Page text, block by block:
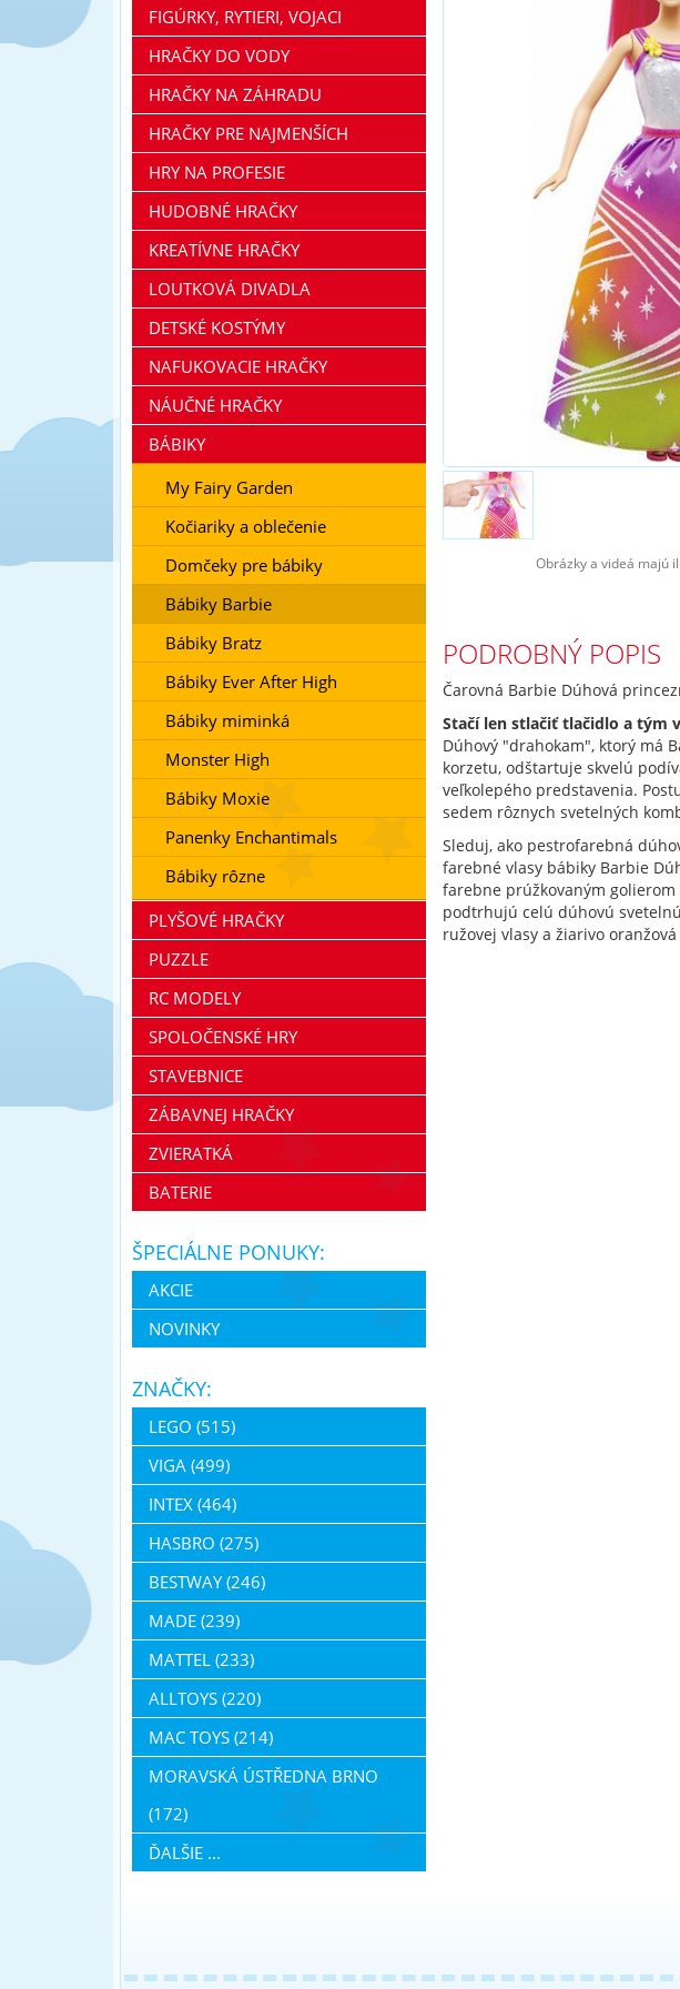
Obrázky a videá majú
PODROBNÝ POPIS
Čarovná Barbie Dúhová
Stačí len stlačiť tlačidlo a tým
Dúhový "drahokam", ktorý má
korzetu, odštartuje skvelú
veľkolepého predstavenia.
sedem rôznych svetelných
Sleduj, ako pestrofarebná
farebné vlasy bábiky Barbie
farebne prúžkovaným
podtrhujú celú dúhovú
ružovej vlasy a žiarivo
FIGÚRKY, RYTIERI, VOJACI
HRAČKY DO VODY
HRAČKY NA ZÁHRADU
HRAČKY PRE NAJMENŠÍCH
HRY NA PROFESIE
HUDOBNÉ HRAČKY
KREATÍVNE HRAČKY
LOUTKOVÁ DIVADLA
DETSKÉ KOSTÝMY
NAFUKOVACIE HRAČKY
NÁUČNÉ HRAČKY
BÁBIKY
My Fairy Garden
Kočiariky a oblečenie
Domčeky pre bábiky
Bábiky Barbie
Bábiky Bratz
Bábiky Ever After High
Bábiky miminká
Monster High
Bábiky Moxie
Panenky Enchantimals
Bábiky rôzne
PLYŠOVÉ HRAČKY
PUZZLE
RC MODELY
SPOLOČENSKÉ HRY
STAVEBNICE
ZÁBAVNEJ HRAČKY
ZVIERATKÁ
BATERIE
ŠPECIÁLNE PONUKY:
AKCIE
NOVINKY
ZNAČKY:
LEGO (515)
VIGA (499)
INTEX (464)
HASBRO (275)
BESTWAY (246)
MADE (239)
MATTEL (233)
ALLTOYS (220)
MAC TOYS (214)
MORAVSKÁ ÚSTŘEDNA BRNO
(172)
ĎALŠIE ...